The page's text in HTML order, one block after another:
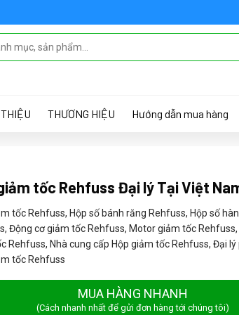
THƯƠNG HIỆU Hướng dẫn mua hàng
tốc Rehfuss Đại lý Tại Việt
tốc Rehfuss, Hộp số bánh răng Rehfuss, Hộp số
Động cơ giảm tốc Rehfuss, Motor giảm tốc Rehfuss,
Rehfuss, Nhà cung cấp Hộp giảm tốc Rehfuss, Đại lý
tốc Rehfuss
MUA HÀNG NHANH
(Cách nhanh nhất để gửi đơn hàng tới chúng tôi)